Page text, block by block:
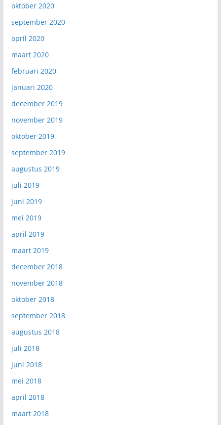
oktober 2020
september 2020
april 2020
maart 2020
februari 2020
januari 2020
december 2019
november 2019
oktober 2019
september 2019
augustus 2019
juli 2019
juni 2019
mei 2019
april 2019
maart 2019
december 2018
november 2018
oktober 2018
september 2018
augustus 2018
juli 2018
juni 2018
mei 2018
april 2018
maart 2018